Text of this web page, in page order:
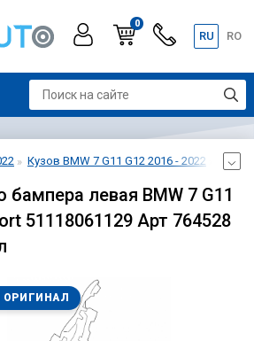
0
RU RO
Кузов BMW 7 G11 G12 2016 - 2022
бампера левая BMW 7 G11
51118061129 Арт 764528